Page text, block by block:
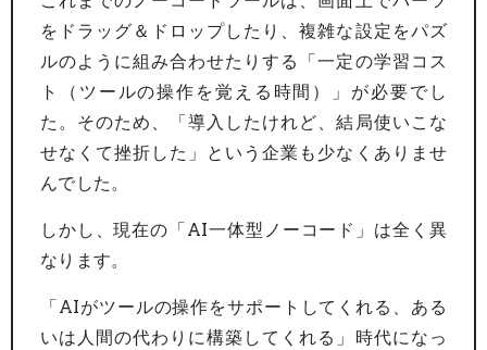
をドラッグ＆ドロップしたり、複雑な設定をパズ
ルのように組み合わせたりする「一定の学習コス
ト（ツールの操作を覚える時間）」が必要でし
た。そのため、「導入したけれど、結局使いこな
せなくて挫折した」という企業も少なくありませ
んでした。
しかし、現在の「AI一体型ノーコード」は全く異
なります。
「AIがツールの操作をサポートしてくれる、ある
いは人間の代わりに構築してくれる」時代になっ